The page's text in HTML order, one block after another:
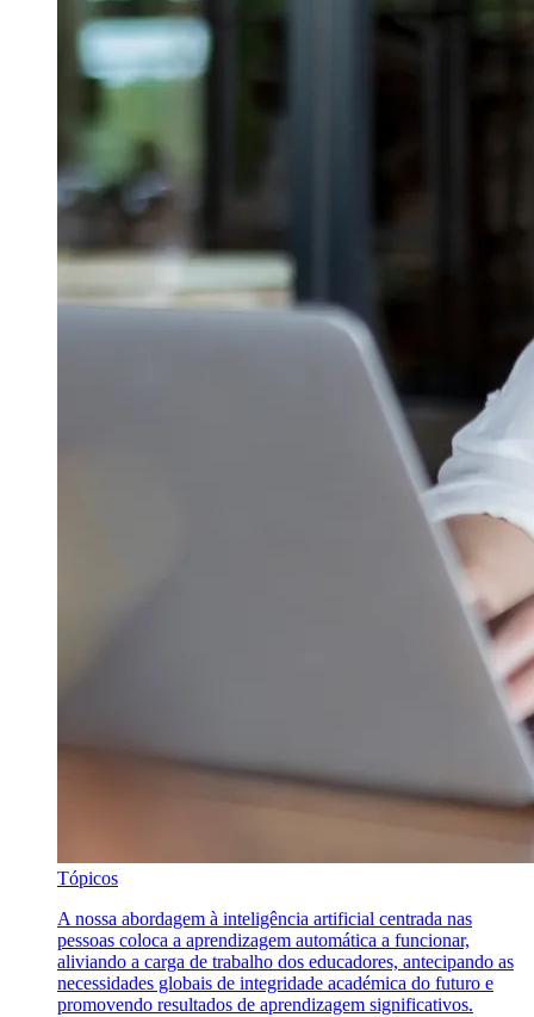
Tópicos
A nossa abordagem à inteligência artificial centrada nas
pessoas coloca a aprendizagem automática a funcionar,
aliviando a carga de trabalho dos educadores, antecipando as
necessidades globais de integridade académica do futuro e
promovendo resultados de aprendizagem significativos.